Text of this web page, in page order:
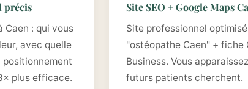
précis
Caen : qui vous
avec quelle
plus efficace.
Site SEO + Google Maps
Site professionnel
"ostéopathe Caen" + fiche
Business. Vous
futurs patients cherchent.